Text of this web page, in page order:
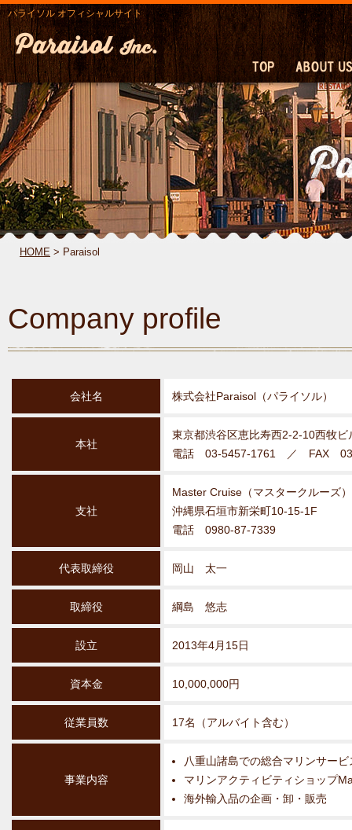
パライソル オフィシャルサイト
HOME > Paraisol
Company profile
会社名 株式会社Paraisol（パライソル）
本社
東京都渋谷区恵比寿西2-2-10西牧ビ
電話 03-5457-1761 ／ FAX
支社
Master Cruise（マスタークルーズ
沖縄県石垣市新栄町10-15-1F
電話 0980-87-7339
代表取締役 岡山 太一
取締役 綱島 悠志
設立 2013年4月15日
資本金 10,000,000円
従業員数 17名（アルバイト含む）
事業内容
八重山諸島での総合マリンサービ
マリンアクティビティショップ
海外輸入品の企画・卸・販売